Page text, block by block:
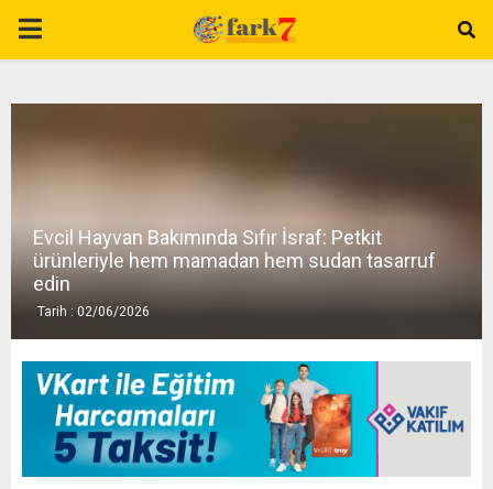
P
I
A
Evcil Hayvan Bakımında Sıfır İsraf: Petkit
ürünleriyle hem mamadan hem sudan tasarruf
edin
Tarih : 02/06/2026